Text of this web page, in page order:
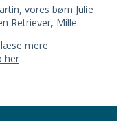
vores børn Julie
Retriever, Mille.
læse mere
her